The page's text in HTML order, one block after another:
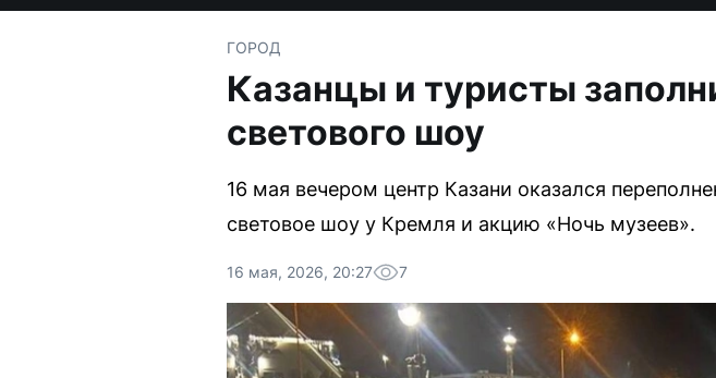
ГОРОД
Казанцы и туристы
светового шоу
16 мая вечером центр Казани оказался
световое шоу у Кремля и акцию «Ночь музеев».
16 мая, 2026, 20:27 7